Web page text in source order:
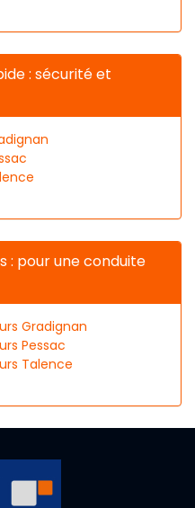
: sécurité et
: pour une conduite
Gradignan
Pessac
Talence